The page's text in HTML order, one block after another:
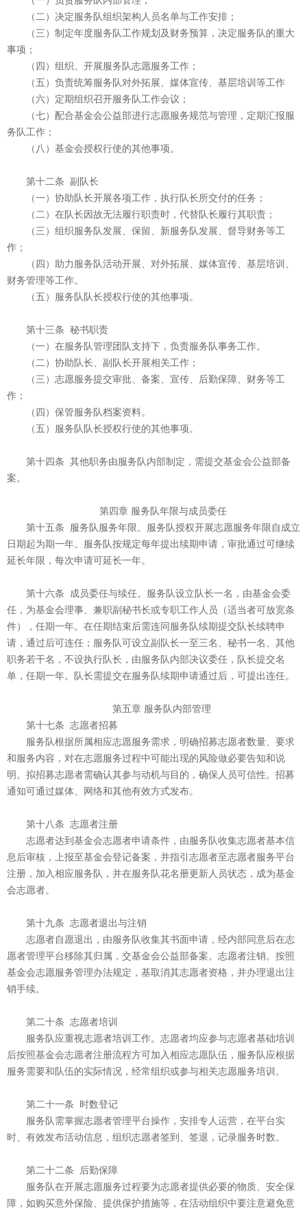
（二）决定服务队组织架构人员名单与工作安排；
（三）制定年度服务队工作规划及财务预算，决定服务队的重大
事项；
（四）组织、开展服务队志愿服务工作；
（五）负责统筹服务队对外拓展、媒体宣传、基层培训等工作
（六）定期组织召开服务队工作会议；
（七）配合基金会公益部进行志愿服务规范与管理，定期汇报服
务队工作；
（八）基金会授权行使的其他事项。
第十二条 副队长
（一）协助队长开展各项工作，执行队长所交付的任务；
（二）在队长因故无法履行职责时，代替队长履行其职责；
（三）组织服务队发展、保留、新服务队发展、督导财务等工
作；
（四）助力服务队活动开展、对外拓展、媒体宣传、基层培训、
财务管理等工作。
（五）服务队队长授权行使的其他事项。
第十三条 秘书职责
（一）在服务队管理团队支持下，负责服务队事务工作。
（二）协助队长、副队长开展相关工作；
（三）志愿服务提交审批、备案、宣传、后勤保障、财务等工
作；
（四）保管服务队档案资料。
（五）服务队队长授权行使的其他事项。
第十四条 其他职务由服务队内部制定，需提交基金会公益部备
案。
第四章 服务队年限与成员委任
第十五条 服务队服务年限。服务队授权开展志愿服务年限自成立
日期起为期一年。服务队按规定每年提出续期申请，审批通过可继续
延长年限，每次申请可延长一年。
第十六条 成员委任与续任。服务队设立队长一名，由基金会委
任，为基金会理事、兼职副秘书长或专职工作人员（适当者可放宽条
件），任期一年。在任期结束后需连同服务队续期提交队长续聘申
请，通过后可连任；服务队可设立副队长一至三名、秘书一名、其他
职务若干名，不设执行队长，由服务队内部决议委任，队长提交名
单，任期一年。队长需提交在服务队续期申请通过后，可提出连任。
第五章 服务队内部管理
第十七条 志愿者招募
服务队根据所属相应志愿服务需求，明确招募志愿者数量、要求
和服务内容，对在志愿服务过程中可能出现的风险做必要告知和说
明。拟招募志愿者需确认其参与动机与目的，确保人员可信性。招募
通知可通过媒体、网络和其他有效方式发布。
第十八条 志愿者注册
志愿者达到基金会志愿者申请条件，由服务队收集志愿者基本信
息后审核，上报至基金会登记备案，并指引志愿者至志愿者服务平台
注册，加入相应服务队，并在服务队花名册更新人员状态，成为基金
会志愿者。
第十九条 志愿者退出与注销
志愿者自愿退出，由服务队收集其书面申请，经内部同意后在志
愿者管理平台移除其归属，交基金会公益部备案。志愿者注销。按照
基金会志愿服务管理办法规定，基取消其志愿者资格，并办理退出注
销手续。
第二十条 志愿者培训
服务队应重视志愿者培训工作。志愿者均应参与志愿者基础培训
后按照基金会志愿者注册流程方可加入相应志愿队伍，服务队应根据
服务需要和队伍的实际情况，经常组织或参与相关志愿服务培训。
第二十一条 时数登记
服务队需掌握志愿者管理平台操作，安排专人运营，在平台实
时、有效发布活动信息，组织志愿者签到、签退，记录服务时数。
第二十二条 后勤保障
服务队在开展志愿服务过程要为志愿者提供必要的物质、安全保
障，如购买意外保险、提供保护措施等，在活动组织中要注意避免意